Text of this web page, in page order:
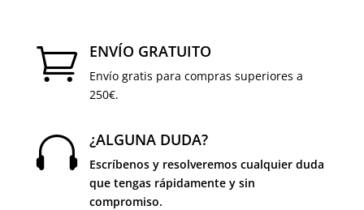
 ENVÍO GRATUITO
Envío gratis para compras superiores a
250€.
 ¿ALGUNA DUDA?
Escríbenos y resolveremos cualquier duda
que tengas rápidamente y sin
compromiso.